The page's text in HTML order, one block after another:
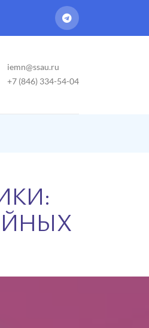
iemn@ssau.ru
+7 (846) 334-54-04